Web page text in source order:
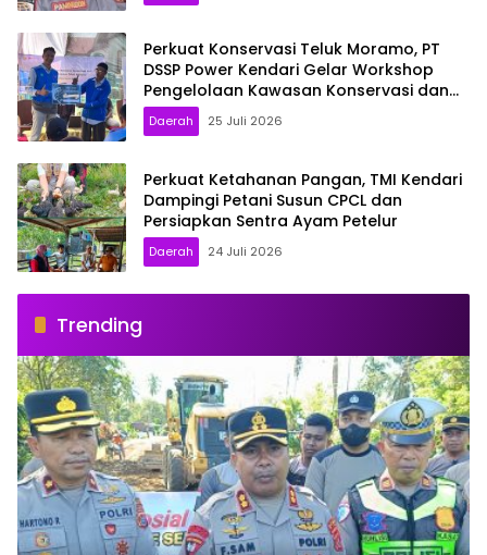
Perkuat Konservasi Teluk Moramo, PT
DSSP Power Kendari Gelar Workshop
Pengelolaan Kawasan Konservasi dan
Perikanan Berkelanjutan di Desa
Ranooha Raya
Daerah 25 Juli 2026
Perkuat Ketahanan Pangan, TMI Kendari
Dampingi Petani Susun CPCL dan
Persiapkan Sentra Ayam Petelur
Daerah 24 Juli 2026
Trending